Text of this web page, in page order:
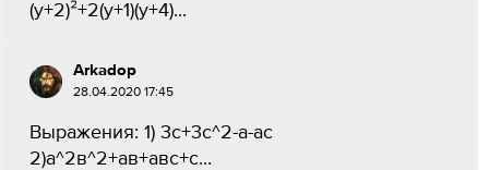
(у+2)²+2(у+1)(у+4)...
Arkadop
28.04.2020 17:45
Выражения: 1) 3с+3с^2-а-ас
2)a^2в^2+ав+авс+с...